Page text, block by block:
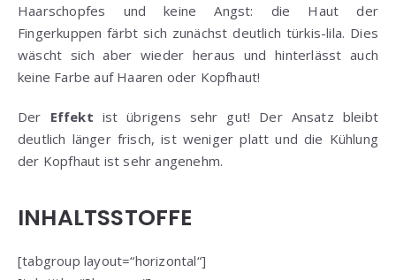
Haarschopfes und keine Angst: die Haut der
Fingerkuppen färbt sich zunächst deutlich türkis-lila. Dies
wäscht sich aber wieder heraus und hinterlässt auch
keine Farbe auf Haaren oder Kopfhaut!
Der Effekt ist übrigens sehr gut! Der Ansatz bleibt
deutlich länger frisch, ist weniger platt und die Kühlung
der Kopfhaut ist sehr angenehm.
INHALTSSTOFFE
[tabgroup layout=“horizontal“]